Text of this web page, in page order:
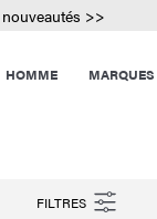
>>
HOMME MARQUES